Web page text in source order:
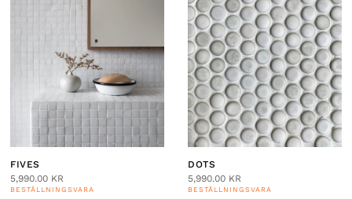
FIVES
5,990.00 KR
BESTÄLLNINGSVARA
DOTS
5,990.00 KR
BESTÄLLNINGSVARA